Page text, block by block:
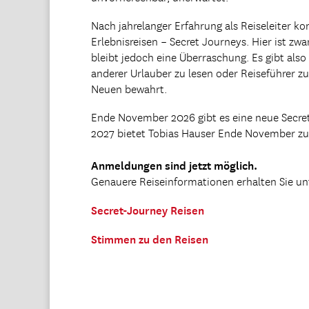
Nach jahrelanger Erfahrung als Reiseleiter
Erlebnisreisen – Secret Journeys. Hier ist
bleibt jedoch eine Überraschung. Es gibt
anderer Urlauber zu lesen oder Reiseführer
Neuen bewahrt.
Ende November 2026 gibt es eine neue
2027 bietet Tobias Hauser Ende November
Anmeldungen sind jetzt möglich.
Genauere Reiseinformationen erhalten Sie
Secret-Journey Reisen
Stimmen zu den Reisen